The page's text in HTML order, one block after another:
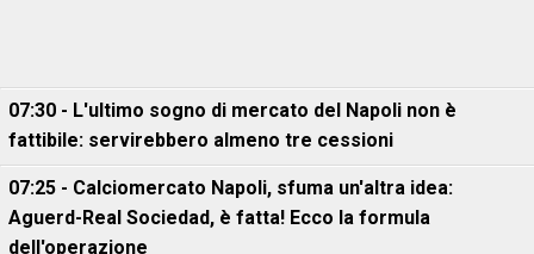
07:30 - L'ultimo sogno di mercato del Napoli non è
fattibile: servirebbero almeno tre cessioni
07:25 - Calciomercato Napoli, sfuma un'altra idea:
Aguerd-Real Sociedad, è fatta! Ecco la formula
dell'operazione